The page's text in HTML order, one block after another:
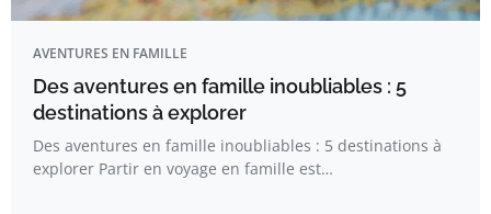
AVENTURES EN FAMILLE
Des aventures en famille inoubliables : 5
destinations à explorer
Des aventures en famille inoubliables : 5 destinations à
explorer Partir en voyage en famille est…